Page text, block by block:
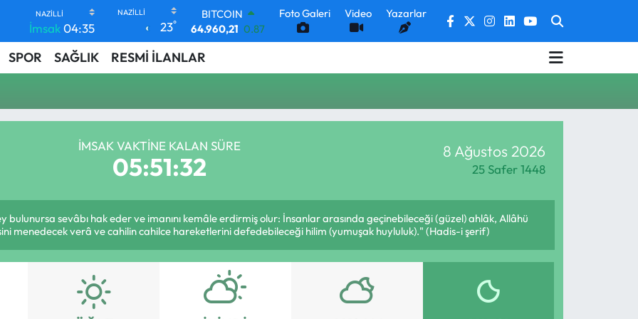
İmsak04:35 23°
BITCOIN
64.960,21 0.87
DOLAR
47,7436
EURO
64,4811 0.38
6648.99 2.59
BİST100
13.773
Foto Galeri Video Yazarlar
SPOR SAĞLIK RESMİ İLANLAR
İMSAK VAKTINE KALAN SÜRE
05:51:32
8 Ağustos 2026
25 Safer 1448
bulunursa sevâbı hak eder ve imanını kemâle erdirmiş olur: İnsanlar arasında geçinebileceği (güzel) ahlâk, Allâhü
menedecek verâ ve cahilin cahilce hareketlerini defedebileceği hilim (yumuşak huyluluk)." (Hadis-i şerif)